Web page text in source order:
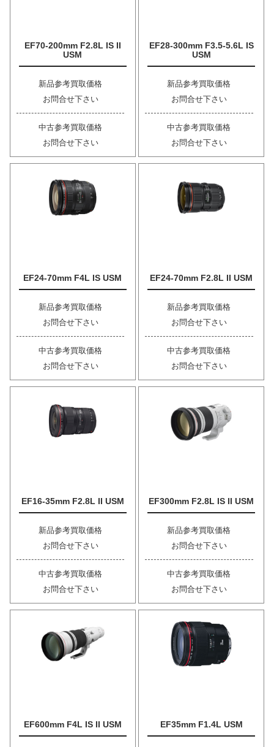
EF70-200mm F2.8L IS II
USM
新品参考買取価格
お問合せ下さい
中古参考買取価格
お問合せ下さい
EF28-300mm F3.5-5.6L IS
USM
新品参考買取価格
お問合せ下さい
中古参考買取価格
お問合せ下さい
EF24-70mm F4L IS USM
新品参考買取価格
お問合せ下さい
中古参考買取価格
お問合せ下さい
EF24-70mm F2.8L II USM
新品参考買取価格
お問合せ下さい
中古参考買取価格
お問合せ下さい
EF16-35mm F2.8L II USM
新品参考買取価格
お問合せ下さい
中古参考買取価格
お問合せ下さい
EF300mm F2.8L IS II USM
新品参考買取価格
お問合せ下さい
中古参考買取価格
お問合せ下さい
EF600mm F4L IS II USM EF35mm F1.4L USM